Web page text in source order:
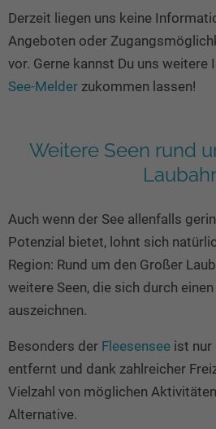
Schweiz
Frankreich
Niederlande
alle Länder…
Derzeit liegen uns keine
Angeboten oder
vor. Gerne kannst Du uns
See-Melder zukommen lassen!
Weitere Seen rund
Auch wenn der See allenfalls
Potenzial bietet, lohnt sich
Region: Rund um den Großer
weitere Seen, die sich durch
auszeichnen.
Besonders der Fleesensee ist nur
entfernt und dank zahlreicher
Vielzahl von möglichen
Alternative.